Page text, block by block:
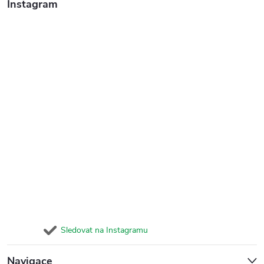
Instagram
Sledovat na Instagramu
Navigace